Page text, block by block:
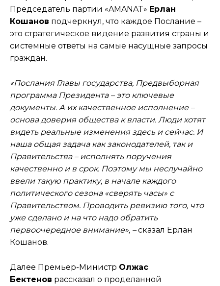
Председатель партии «AMANAT» Ерлан
Кошанов подчеркнул, что каждое Послание –
это стратегическое видение развития страны и
системные ответы на самые насущные запросы
граждан.
«Послания Главы государства, Предвыборная
программа Президента – это ключевые
документы. А их качественное исполнение –
основа доверия общества к власти. Люди хотят
видеть реальные изменения здесь и сейчас. И
наша общая задача как законодателей, так и
Правительства – исполнять поручения
качественно и в срок. Поэтому мы неслучайно
ввели такую практику, в начале каждого
политического сезона «сверять часы» с
Правительством. Проводить ревизию того, что
уже сделано и на что надо обратить
первоочередное внимание», –сказал Ерлан
Кошанов.
Далее Премьер-Министр Олжас
Бектенов рассказал о проделанной